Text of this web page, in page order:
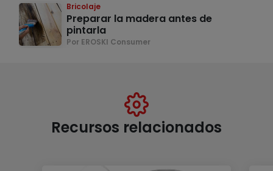
Bricolaje
Preparar la madera antes de
pintarla
Por EROSKI Consumer
Recursos relacionados